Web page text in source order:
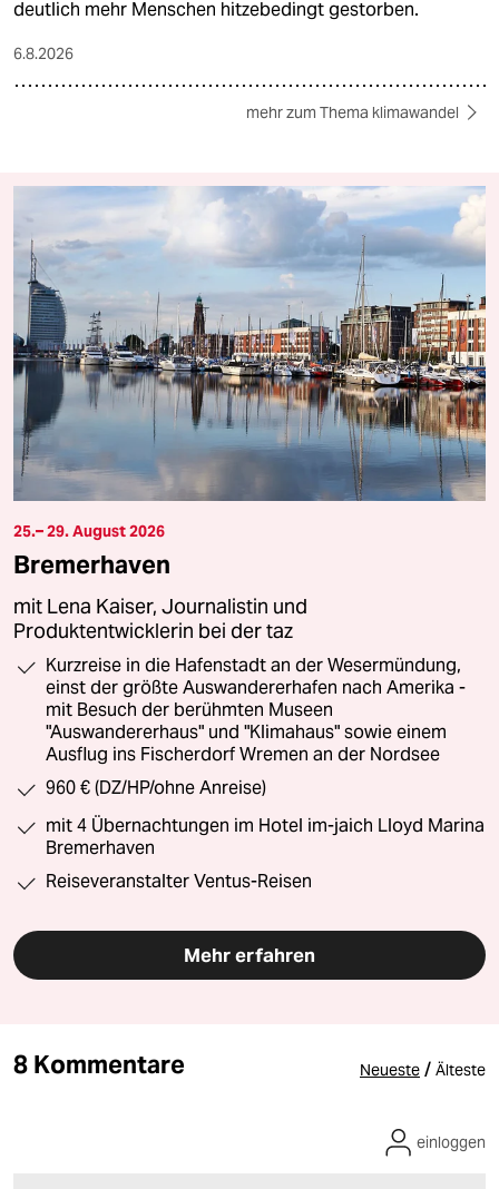
deutlich mehr Menschen hitzebedingt gestorben.
6.8.2026
mehr zum Thema klimawandel
25.– 29. August 2026
Bremerhaven
mit Lena Kaiser, Journalistin und
Produktentwicklerin bei der taz
Kurzreise in die Hafenstadt an der Wesermündung,
einst der größte Auswandererhafen nach Amerika -
mit Besuch der berühmten Museen
"Auswandererhaus" und "Klimahaus" sowie einem
Ausflug ins Fischerdorf Wremen an der Nordsee
960 € (DZ/HP/ohne Anreise)
mit 4 Übernachtungen im Hotel im-jaich Lloyd Marina
Bremerhaven
Reiseveranstalter Ventus-Reisen
Mehr erfahren
8 Kommentare Neueste / Älteste
einloggen